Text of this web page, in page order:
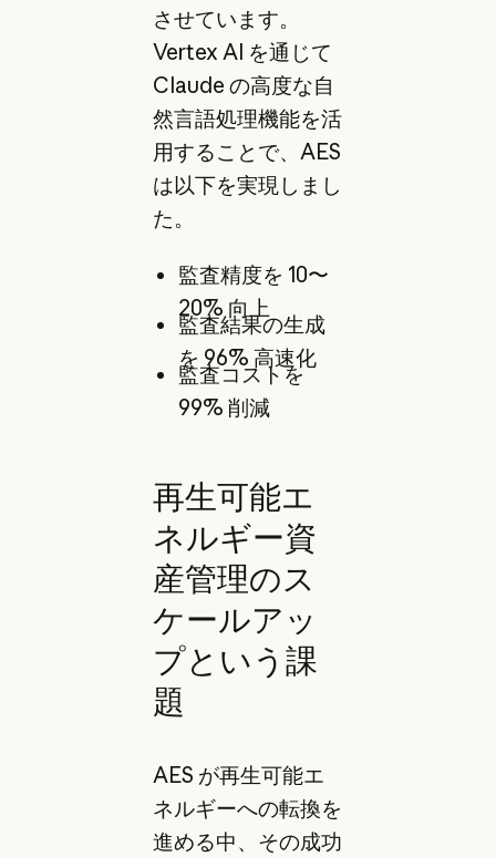
させています。
Vertex AI を通じて
Claude の高度な自
然言語処理機能を活
用することで、AES
は以下を実現しまし
た。
監査精度を 10〜
20% 向上
監査結果の生成
を 96% 高速化
監査コストを
99% 削減
再生可能エ
ネルギー資
産管理のス
ケールアッ
プという課
題
AES が再生可能エ
ネルギーへの転換を
進める中、その成功